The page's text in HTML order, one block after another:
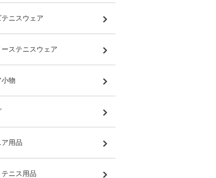
テニスウェア
ーステニスウェア
物
用品
テニス用品